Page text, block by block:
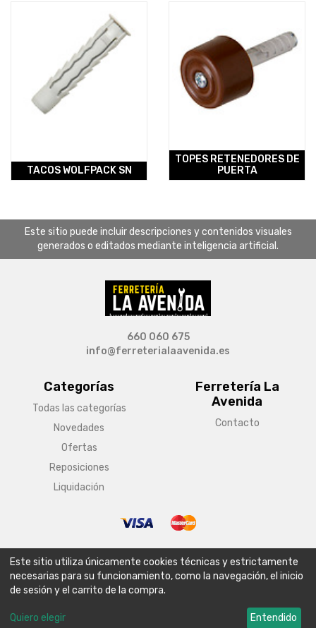
TACOS WOLFPACK SN
TOPES RETENEDORES DE
PUERTA
Este sitio puede incluir descripciones y contenidos visuales
generados o editados mediante inteligencia artificial.
Categorías
Todas las categorías
Novedades
Ofertas
Reposiciones
Liquidación
Ferretería La
Avenida
Contacto
660 060 675
info@ferreterialaavenida.es
Aviso legal Condiciones generales de venta
Política de envío
Política de privacidad
Política de cookies
Este sitio utiliza únicamente cookies técnicas y estrictamente
necesarias para su funcionamiento, como la navegación, el inicio
de sesión y el carrito de la compra.
Quiero elegir Entendido